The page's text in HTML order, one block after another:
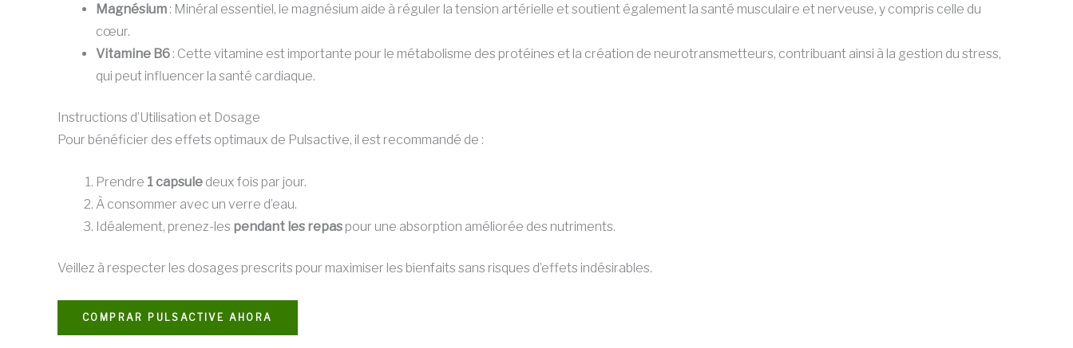
Magnésium : Minéral essentiel, le magnésium aide à réguler la tension artérielle et soutient également la santé musculaire et nerveuse, y compris celle du
cœur.
Vitamine B6 : Cette vitamine est importante pour le métabolisme des protéines et la création de neurotransmetteurs, contribuant ainsi à la gestion du stress,
qui peut influencer la santé cardiaque.
Instructions d’Utilisation et Dosage
Pour bénéficier des effets optimaux de Pulsactive, il est recommandé de :
Prendre 1 capsule deux fois par jour.
À consommer avec un verre d’eau.
Idéalement, prenez-les pendant les repas pour une absorption améliorée des nutriments.
Veillez à respecter les dosages prescrits pour maximiser les bienfaits sans risques d’effets indésirables.
COMPRAR PULSACTIVE AHORA